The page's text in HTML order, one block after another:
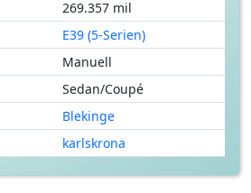
269.357 mil
E39 (5-Serien)
Manuell
Sedan/Coupé
Blekinge
karlskrona